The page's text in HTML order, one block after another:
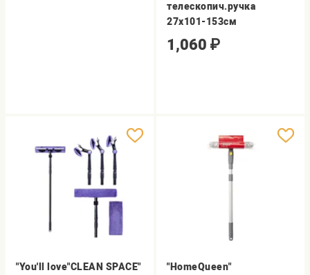
телескопич.ручка
27х101-153см
1,060 ₽
"You'll love"CLEAN SPACE"
"HomeQueen"